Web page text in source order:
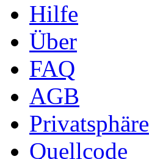
Hilfe
Über
FAQ
AGB
Privatsphäre
Quellcode